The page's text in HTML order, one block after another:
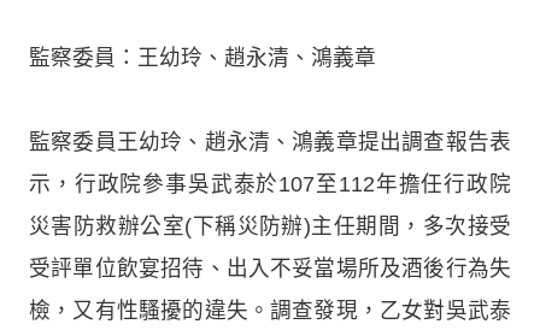
監察委員：王幼玲、趙永清、鴻義章
監察委員王幼玲、趙永清、鴻義章提出調查報告表
示，行政院參事吳武泰於107至112年擔任行政院
災害防救辦公室(下稱災防辦)主任期間，多次接受
受評單位飲宴招待、出入不妥當場所及酒後行為失
檢，又有性騷擾的違失。調查發現，乙女對吳武泰